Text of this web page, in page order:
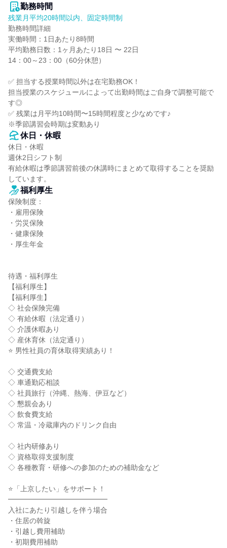
勤務時間
残業月平均20時間以内、固定時間制
勤務時間詳細
実働時間：1日あたり8時間
平均勤務日数：1ヶ月あたり18日 〜 22日
14：00～23：00（60分休憩）
✅ 担当する授業時間以外は在宅勤務OK！
担当授業のスケジュールによって出勤時間はご自身で調整可能で
す◎
✅ 残業は月平均10時間〜15時間程度と少なめです♪
※季節講習会時期は変動あり
休日・休暇
休日・休暇
週休2日シフト制
有給休暇は季節講習前後の休講時にまとめて取得することを奨励
しています。
福利厚生
保険制度：
・雇用保険
・労災保険
・健康保険
・厚生年金
待遇・福利厚生
【福利厚生】
【福利厚生】
◇ 社会保険完備
◇ 有給休暇（法定通り）
◇ 介護休暇あり
◇ 産休育休（法定通り）
⭐ 男性社員の育休取得実績あり！
◇ 交通費支給
◇ 車通勤応相談
◇ 社員旅行（沖縄、熱海、伊豆など）
◇ 懇親会あり
◇ 飲食費支給
◇ 常温・冷蔵庫内のドリンク自由
◇ 社内研修あり
◇ 資格取得支援制度
◇ 各種教育・研修への参加のための補助金など
⭐「上京したい」をサポート！
━━━━━━━━━━━━━━
入社にあたり引越しを伴う場合
・住居の斡旋
・引越し費用補助
・初期費用補助